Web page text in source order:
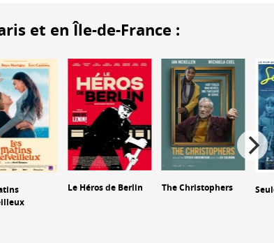
et en Île-de-France :
Le Héros de Berlin The Christophers